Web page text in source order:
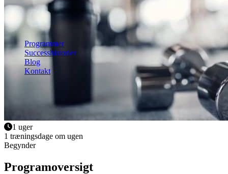
Baller
Mave
Helkrop
Se alle øvelser
Programmer
Successhistorier
Blog
Kontakt
1 uger
1 træningsdage om ugen
Begynder
Programoversigt